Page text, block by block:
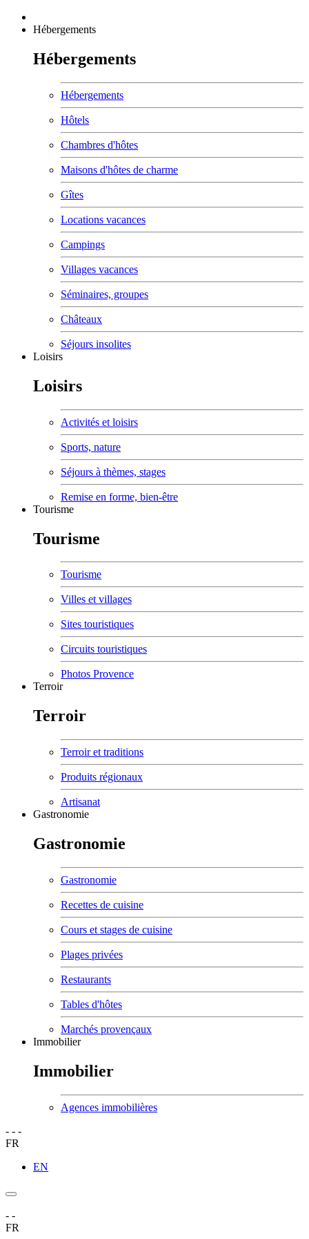
Hébergements
Hébergements
Hébergements
Hôtels
Chambres d'hôtes
Maisons d'hôtes de charme
Gîtes
Locations vacances
Campings
Villages vacances
Séminaires, groupes
Châteaux
Séjours insolites
Loisirs
Loisirs
Activités et loisirs
Sports, nature
Séjours à thèmes, stages
Remise en forme, bien-être
Tourisme
Tourisme
Tourisme
Villes et villages
Sites touristiques
Circuits touristiques
Photos Provence
Terroir
Terroir
Terroir et traditions
Produits régionaux
Artisanat
Gastronomie
Gastronomie
Gastronomie
Recettes de cuisine
Cours et stages de cuisine
Plages privées
Restaurants
Tables d'hôtes
Marchés provençaux
Immobilier
Immobilier
Agences immobilières
- - -
FR
EN
- -
FR